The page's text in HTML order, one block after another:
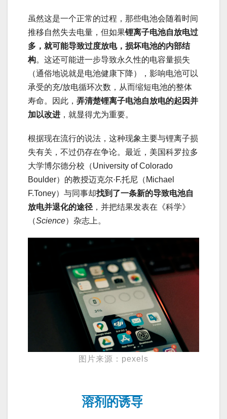
虽然这是一个正常的过程，那些电池会随着时间
推移自然失去电量，但如果锂离子电池自放电过
多，就可能导致过度放电，损坏电池的内部结
构。这还可能进一步导致永久性的电容量损失
（通俗地说就是电池健康下降），影响电池可以
承受的充/放电循环次数，从而缩短电池的整体
寿命。因此， 弄清楚锂离子电池自放电的起因并
加以改进 ，就显得尤为重要。
根据现在流行的说法，这种现象主要与锂离子损
失有关，不过仍存在争论。最近，美国科罗拉多
大学博尔德分校（University of Colorado
Boulder）的教授迈克尔·F.托尼（Michael
F.Toney）与同事却找到了一条新的导致电池自
放电并退化的途径 ，并把结果发表在《科学》
（Science）杂志上。
图片来源：pexels
溶剂的诱导